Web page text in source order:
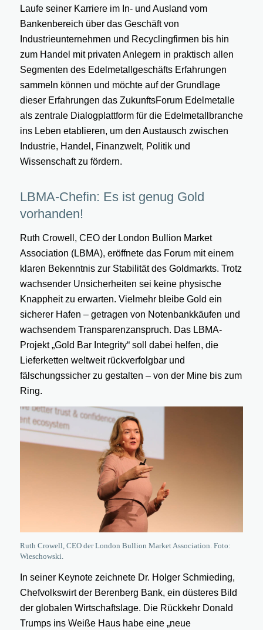
Laufe seiner Karriere im In- und Ausland vom
Bankenbereich über das Geschäft von
Industrieunternehmen und Recyclingfirmen bis hin
zum Handel mit privaten Anlegern in praktisch allen
Segmenten des Edelmetallgeschäfts Erfahrungen
sammeln können und möchte auf der Grundlage
dieser Erfahrungen das ZukunftsForum Edelmetalle
als zentrale Dialogplattform für die Edelmetallbranche
ins Leben etablieren, um den Austausch zwischen
Industrie, Handel, Finanzwelt, Politik und
Wissenschaft zu fördern.
LBMA-Chefin: Es ist genug Gold
vorhanden!
Ruth Crowell, CEO der London Bullion Market
Association (LBMA), eröffnete das Forum mit einem
klaren Bekenntnis zur Stabilität des Goldmarkts. Trotz
wachsender Unsicherheiten sei keine physische
Knappheit zu erwarten. Vielmehr bleibe Gold ein
sicherer Hafen – getragen von Notenbankkäufen und
wachsendem Transparenzanspruch. Das LBMA-
Projekt „Gold Bar Integrity“ soll dabei helfen, die
Lieferketten weltweit rückverfolgbar und
fälschungssicher zu gestalten – von der Mine bis zum
Ring.
Ruth Crowell, CEO der London Bullion Market Association. Foto:
Wieschowski.
In seiner Keynote zeichnete Dr. Holger Schmieding,
Chefvolkswirt der Berenberg Bank, ein düsteres Bild
der globalen Wirtschaftslage. Die Rückkehr Donald
Trumps ins Weiße Haus habe eine „neue